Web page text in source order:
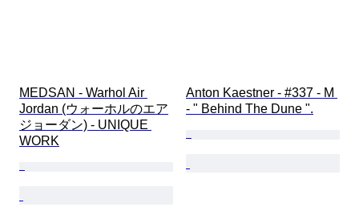
MEDSAN - Warhol Air
Jordan (ウォーホルのエア
ジョーダン) - UNIQUE
WORK
Anton Kaestner - #337 - M
- " Behind The Dune ".